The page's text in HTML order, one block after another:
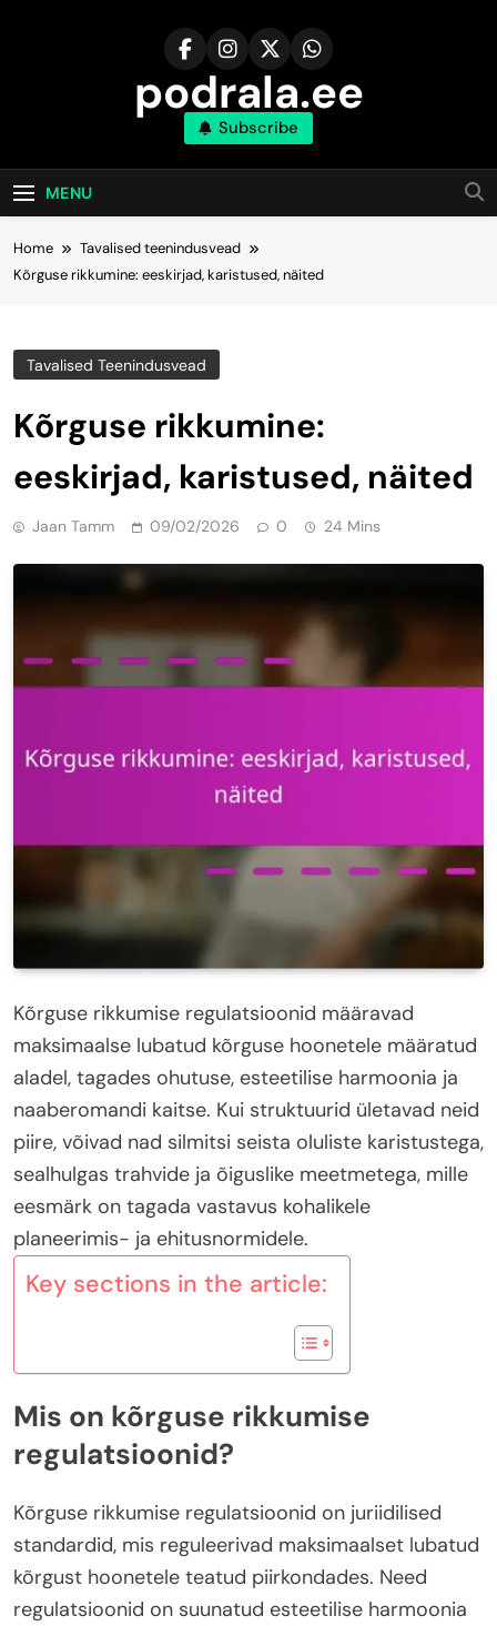
podrala.ee
Subscribe
MENU
Home
Tavalised teenindusvead
Kõrguse rikkumine: eeskirjad, karistused, näited
Tavalised Teenindusvead
Kõrguse rikkumine:
eeskirjad, karistused, näited
Jaan Tamm 09/02/2026 0 24 Mins
Kõrguse rikkumise regulatsioonid määravad
maksimaalse lubatud kõrguse hoonetele määratud
aladel, tagades ohutuse, esteetilise harmoonia ja
naaberomandi kaitse. Kui struktuurid ületavad neid
piire, võivad nad silmitsi seista oluliste karistustega,
sealhulgas trahvide ja õiguslike meetmetega, mille
eesmärk on tagada vastavus kohalikele
planeerimis- ja ehitusnormidele.
Key sections in the article:
Mis on kõrguse rikkumise
regulatsioonid?
Kõrguse rikkumise regulatsioonid on juriidilised
standardid, mis reguleerivad maksimaalset lubatud
kõrgust hoonetele teatud piirkondades. Need
regulatsioonid on suunatud esteetilise harmoonia